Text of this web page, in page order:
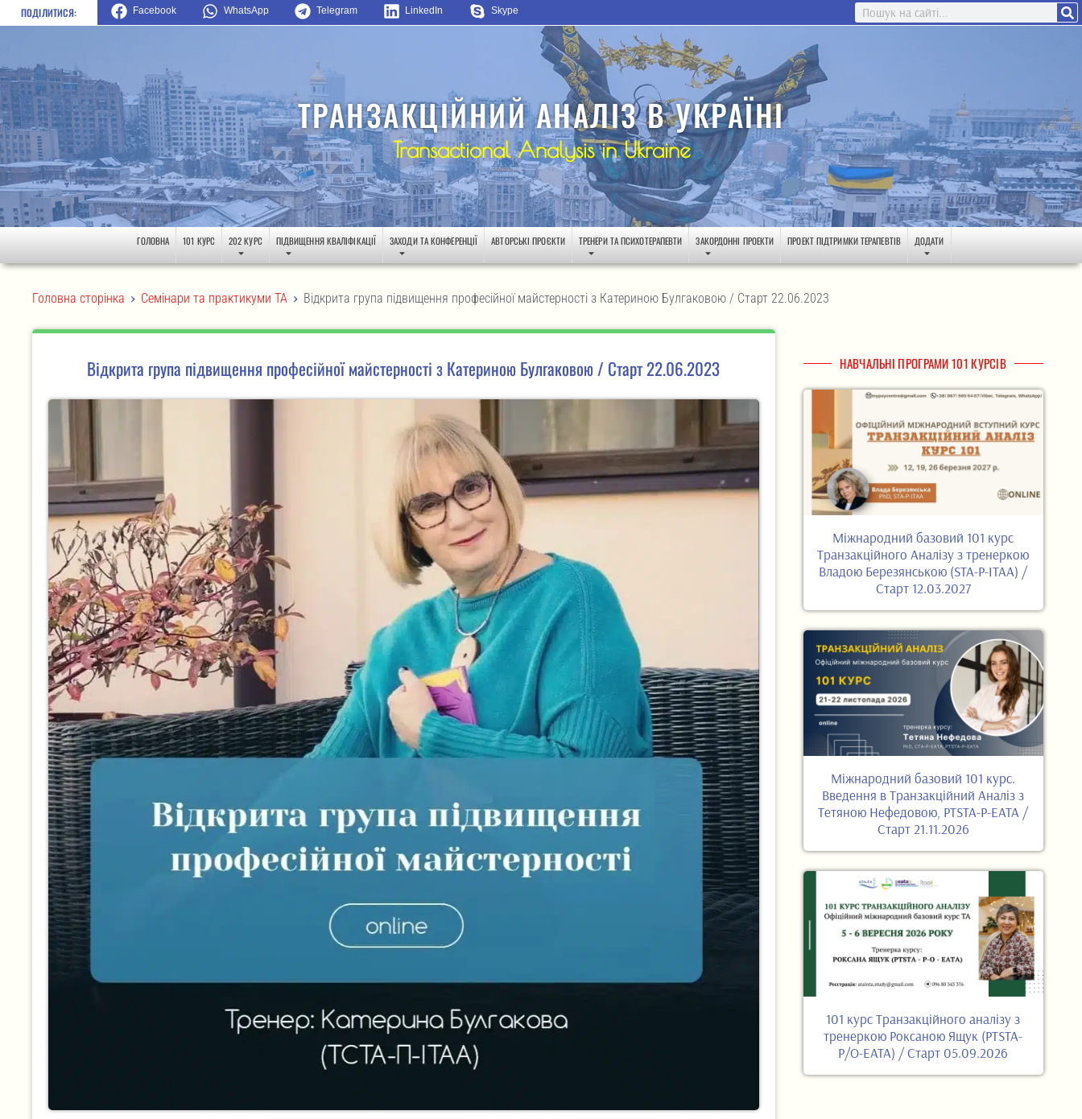
ПОДІЛИТИСЯ: Facebook WhatsApp Telegram LinkedIn Skype
ТРАНЗАКЦІЙНИЙ АНАЛІЗ В УКРАЇНІ
Transactional Analysis in Ukraine
ГОЛОВНА 101 КУРС 202 КУРС ПІДВИЩЕННЯ КВАЛІФІКАЦІЇ ЗАХОДИ ТА КОНФЕРЕНЦІЇ АВТОРСЬКІ ПРОЄКТИ ТРЕНЕРИ ТА ПСИХОТЕРАПЕВТИ ЗАКОРДОННІ ПРОЕКТИ ПРОЕКТ ПІДТРИМКИ ТЕРАПЕВТІВ ДОДАТИ
Головна сторінка > Семінари та практикуми ТА > Відкрита група підвищення професійної майстерності з Катериною Булгаковою / Старт 22.06.2023
Відкрита група підвищення професійної майстерності з Катериною Булгаковою / Старт 22.06.2023 НАВЧАЛЬНІ ПРОГРАМИ 101 КУРСІВ
Міжнародний базовий 101 курс
Транзакційного Аналізу з тренеркою
Владою Березянською (STA-P-ITAA) /
Старт 12.03.2027
Міжнародний базовий 101 курс.
Введення в Транзакційний Аналіз з
Тетяною Нефедовою, PTSTA-P-EATA /
Старт 21.11.2026
101 курс Транзакційного аналізу з
тренеркою Роксаною Ящук (PTSTA-
P/O-EATA) / Старт 05.09.2026